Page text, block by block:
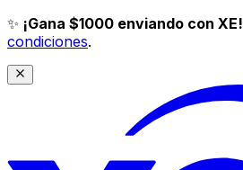
✨ ¡Gana $1000 enviando con XE!
condiciones.